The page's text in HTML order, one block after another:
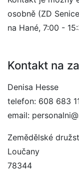
osobně (ZD
na Hané, 7:00 -
Kontakt na
Denisa Hesse
telefon: 608 683
email:
Zemědělské
Loučany
78344